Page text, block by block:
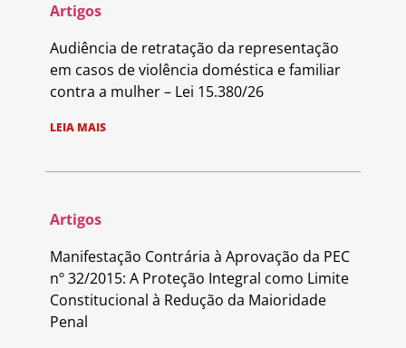
Artigos
Audiência de retratação da representação
em casos de violência doméstica e familiar
contra a mulher – Lei 15.380/26
LEIA MAIS
Artigos
Manifestação Contrária à Aprovação da PEC
nº 32/2015: A Proteção Integral como Limite
Constitucional à Redução da Maioridade
Penal